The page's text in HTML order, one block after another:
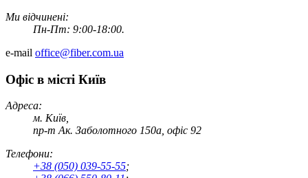
Ми відчинені:
Пн-Пт: 9:00-18:00.
e-mail office@fiber.com.ua
Офіс в місті Київ
Адреса:
м. Київ,
пр-т Ак. Заболотного 150а, офіс 92
Телефони:
+38 (050) 039-55-55;